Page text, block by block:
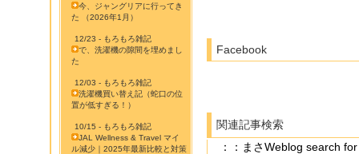
今、ジャングリアに行ってき
た （2026年1月）
12/23 - もろもろ雑記
で、洗濯機の隙間を埋めまし
た
12/03 - もろもろ雑記
洗濯機買い替え記（蛇口の位
置が低すぎる！）
10/15 - もろもろ雑記
JAL Wellness & Travel マイ
ル減少｜2025年最新比較と対策
Facebook
関連記事検索
：：まさWeblog search